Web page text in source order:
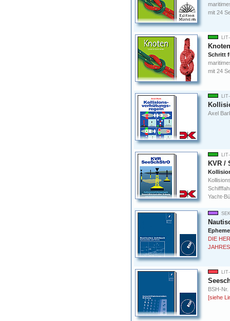
mit 24
Schritt
mit 24
Axel
KVR /
Yacht-
DIE
BSH-Nr.
[siehe